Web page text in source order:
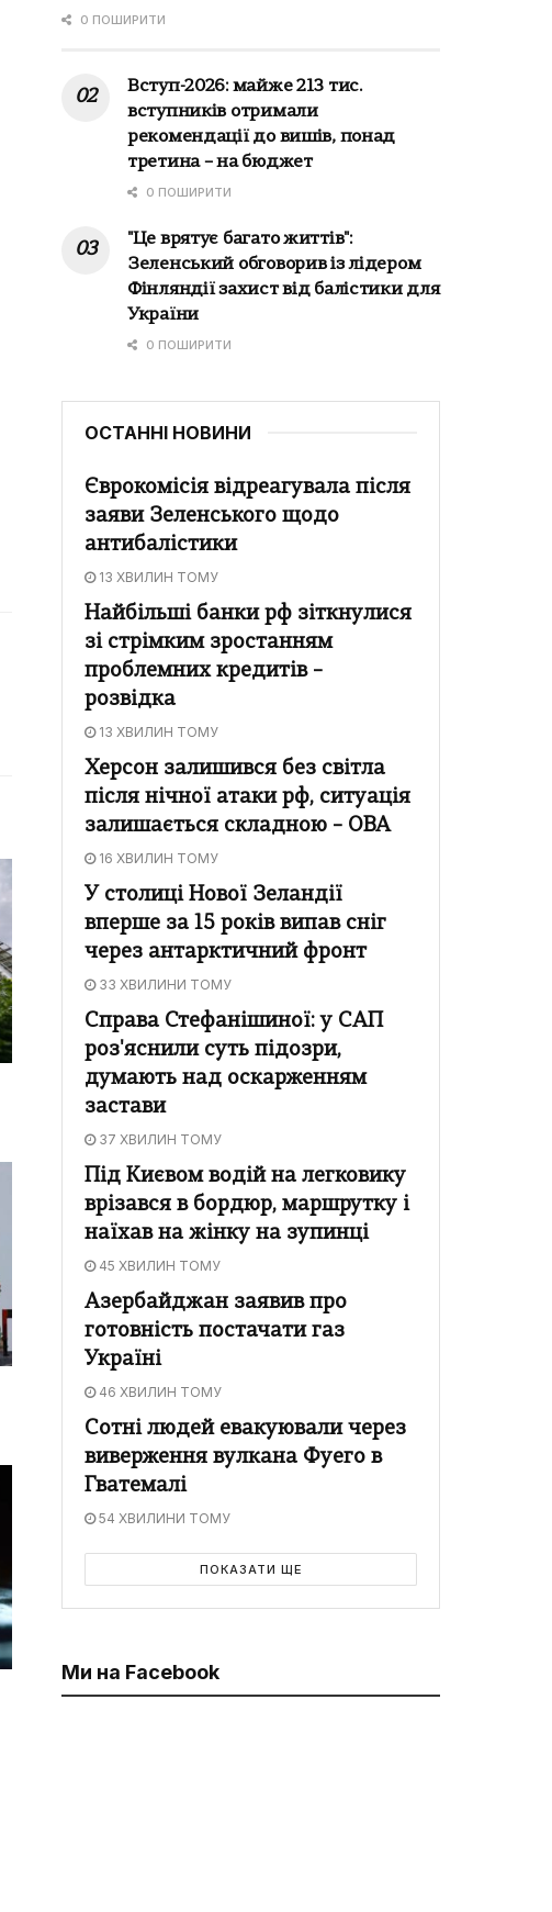
0 ПОШИРИТИ
Вступ-2026: майже 213 тис.
вступників отримали
рекомендації до вишів, понад
третина – на бюджет
0 ПОШИРИТИ
"Це врятує багато життів":
Зеленський обговорив із лідером
Фінляндії захист від балістики для
України
0 ПОШИРИТИ
ОСТАННІ НОВИНИ
Єврокомісія відреагувала після
заяви Зеленського щодо
антибалістики
13 ХВИЛИН ТОМУ
Найбільші банки рф зіткнулися
зі стрімким зростанням
проблемних кредитів –
розвідка
13 ХВИЛИН ТОМУ
Херсон залишився без світла
після нічної атаки рф, ситуація
залишається складною – ОВА
16 ХВИЛИН ТОМУ
У столиці Нової Зеландії
вперше за 15 років випав сніг
через антарктичний фронт
33 ХВИЛИНИ ТОМУ
Справа Стефанішиної: у САП
роз'яснили суть підозри,
думають над оскарженням
застави
37 ХВИЛИН ТОМУ
Під Києвом водій на легковику
врізався в бордюр, маршрутку і
наїхав на жінку на зупинці
45 ХВИЛИН ТОМУ
Азербайджан заявив про
готовність постачати газ
Україні
46 ХВИЛИН ТОМУ
Сотні людей евакуювали через
виверження вулкана Фуего в
Гватемалі
54 ХВИЛИНИ ТОМУ
ПОКАЗАТИ ЩЕ
Ми на Facebook